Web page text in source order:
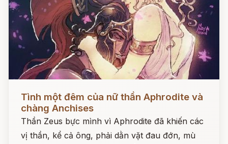
Tình một đêm của nữ thần Aphrodite và
chàng Anchises
Thần Zeus bực mình vì Aphrodite đã khiến các
vị thần, kể cả ông, phải dằn vặt đau đớn, mù